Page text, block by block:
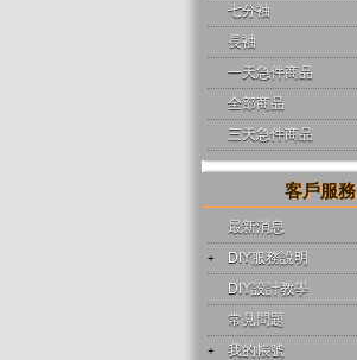
七分袖
長袖
一天急件商品
全部商品
三天急件商品
客戶服務
最新消息
DIY服務說明
DIY設計教學
常見問題
我的帳號